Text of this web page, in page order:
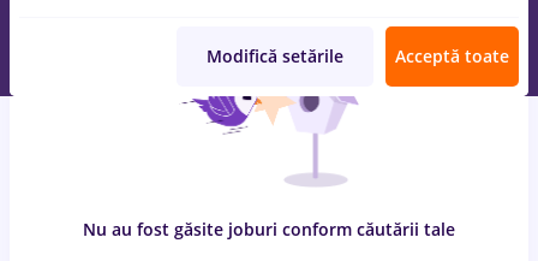
Nu au fost găsite joburi conform căutării tale
Modifică setările Acceptă toate